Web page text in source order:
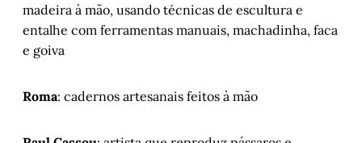
madeira à mão, usando técnicas de escultura e
entalhe com ferramentas manuais, machadinha, faca
e goiva
Roma: cadernos artesanais feitos à mão